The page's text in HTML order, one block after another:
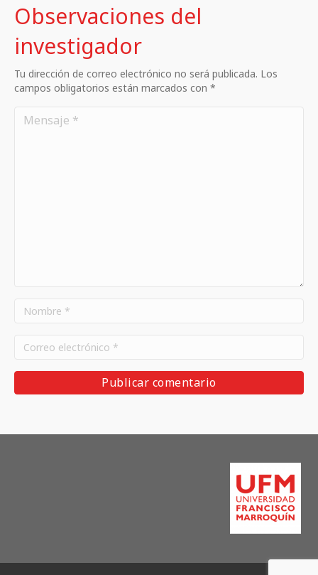
Observaciones del
investigador
Tu dirección de correo electrónico no será publicada. Los
campos obligatorios están marcados con *